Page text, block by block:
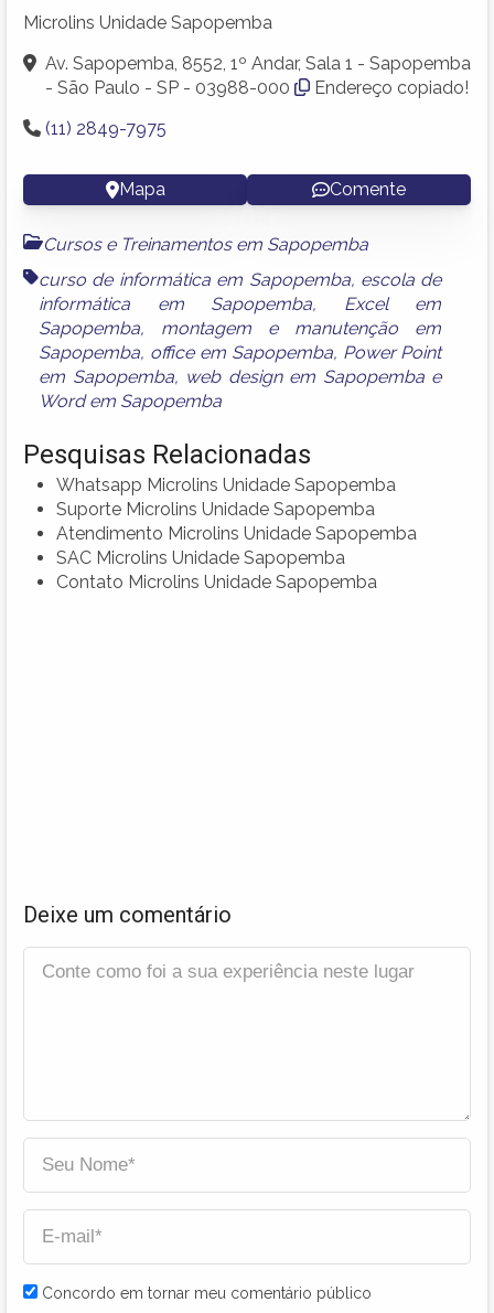
Microlins Unidade Sapopemba
Av. Sapopemba, 8552, 1º Andar, Sala 1 - Sapopemba
- São Paulo - SP - 03988-000
Endereço copiado!
(11) 2849-7975
Mapa Comente
Cursos e Treinamentos em Sapopemba
curso de informática em Sapopemba, escola de
informática em Sapopemba, Excel em
Sapopemba, montagem e manutenção em
Sapopemba, office em Sapopemba, Power Point
em Sapopemba, web design em Sapopembae
Word em Sapopemba
Pesquisas Relacionadas
Whatsapp Microlins Unidade Sapopemba
Suporte Microlins Unidade Sapopemba
Atendimento Microlins Unidade Sapopemba
SAC Microlins Unidade Sapopemba
Contato Microlins Unidade Sapopemba
Deixe um comentário
Concordo em tornar meu comentário público